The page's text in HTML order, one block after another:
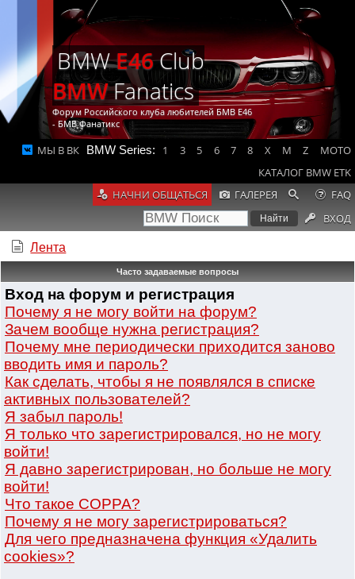
BMWE46Club
BMWFanatics
Форум Российского клуба любителей БМВ Е46
- БМВ Фанатикс
МЫ В ВК BMW Series: 1 3 5 6 7 8 X M Z
MOTO
КАТАЛОГ BMW ETK
НАЧНИ ОБЩАТЬСЯ
ГАЛЕРЕЯ
FAQ
ВХОД
Лента
Часто задаваемые вопросы
Вход на форум и регистрация
Почему я не могу войти на форум?
Зачем вообще нужна регистрация?
Почему мне периодически приходится заново
вводить имя и пароль?
Как сделать, чтобы я не появлялся в списке
активных пользователей?
Я забыл пароль!
Я только что зарегистрировался, но не могу
войти!
Я давно зарегистрирован, но больше не могу
войти!
Что такое COPPA?
Почему я не могу зарегистрироваться?
Для чего предназначена функция «Удалить
cookies»?